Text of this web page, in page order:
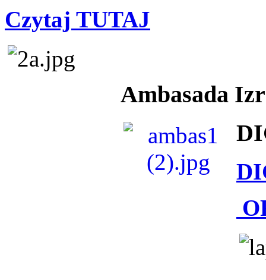
Czytaj TUTAJ
Ambasada